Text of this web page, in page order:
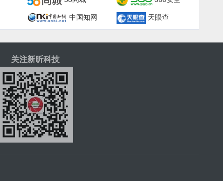
中国知网 天眼查
关注新昕科技